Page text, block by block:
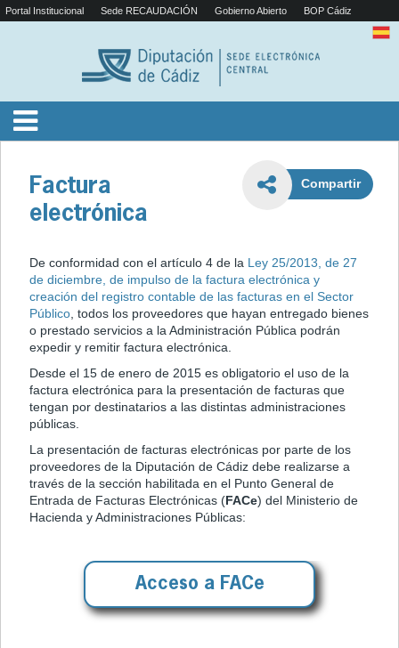
Portal Institucional Sede RECAUDACIÓN Gobierno Abierto BOP Cádiz
Factura
electrónica
De conformidad con el artículo 4 de la Ley 25/2013, de 27
de diciembre, de impulso de la factura electrónica y
creación del registro contable de las facturas en el Sector
Público, todos los proveedores que hayan entregado bienes
o prestado servicios a la Administración Pública podrán
expedir y remitir factura electrónica.
Desde el 15 de enero de 2015 es obligatorio el uso de la
factura electrónica para la presentación de facturas que
tengan por destinatarios a las distintas administraciones
públicas.
La presentación de facturas electrónicas por parte de los
proveedores de la Diputación de Cádiz debe realizarse a
través de la sección habilitada en el Punto General de
Entrada de Facturas Electrónicas ( FACe) del Ministerio de
Hacienda y Administraciones Públicas:
Acceso a FACe
Compartir